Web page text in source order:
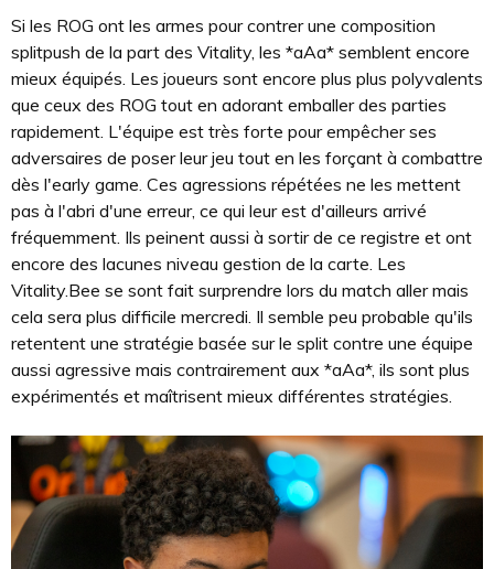
Si les ROG ont les armes pour contrer une composition
splitpush de la part des Vitality, les *aAa* semblent encore
mieux équipés. Les joueurs sont encore plus plus polyvalents
que ceux des ROG tout en adorant emballer des parties
rapidement. L'équipe est très forte pour empêcher ses
adversaires de poser leur jeu tout en les forçant à combattre
dès l'early game. Ces agressions répétées ne les mettent
pas à l'abri d'une erreur, ce qui leur est d'ailleurs arrivé
fréquemment. Ils peinent aussi à sortir de ce registre et ont
encore des lacunes niveau gestion de la carte. Les
Vitality.Bee se sont fait surprendre lors du match aller mais
cela sera plus difficile mercredi. Il semble peu probable qu'ils
retentent une stratégie basée sur le split contre une équipe
aussi agressive mais contrairement aux *aAa*, ils sont plus
expérimentés et maîtrisent mieux différentes stratégies.